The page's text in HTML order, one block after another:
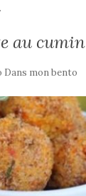
au cumin
Dans mon bento